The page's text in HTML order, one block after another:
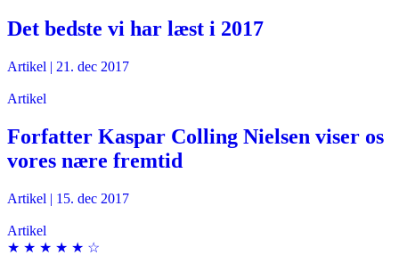
Det bedste vi har læst i 2017
Artikel | 21. dec 2017
Artikel
Forfatter Kaspar Colling Nielsen viser os
vores nære fremtid
Artikel | 15. dec 2017
Artikel
★ ★ ★ ★ ★ ☆